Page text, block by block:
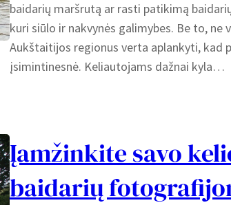
baidarių maršrutą ar rasti patikimą
kuri siūlo ir nakvynės galimybes. Be to, ne
Aukštaitijos regionus verta aplankyti, kad
įsimintinesnė. Keliautojams dažnai kyla…
Įamžinkite savo
baidarių